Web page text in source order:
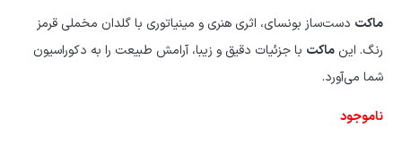
ماکت دست‌ساز بونسای، اثری هنری و مینیاتوری با گلدان مخملی قرمز
رنگ. این ماکت با جزئیات دقیق و زیبا، آرامش طبیعت را به دکوراسیون
شما می‌آورد.
ناموجود